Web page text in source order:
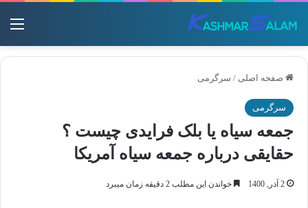
صفحه اصلی / سرگرمی
سرگرمی
جمعه سیاه یا بلک فرایدی چیست ؟
حقایقی درباره جمعه سیاه آمریکا
2 آذر, 1400 خواندن این مطلب 2 دقیقه زمان میبرد